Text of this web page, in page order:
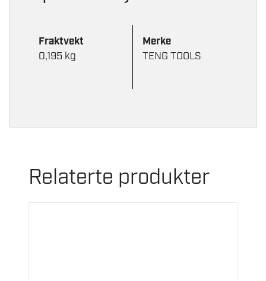
Fraktvekt
0,195 kg
Merke
TENG TOOLS
Relaterte produkter